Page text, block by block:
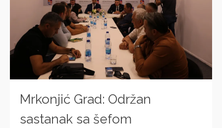
Mrkonjić Grad: Održan
sastanak sa šefom